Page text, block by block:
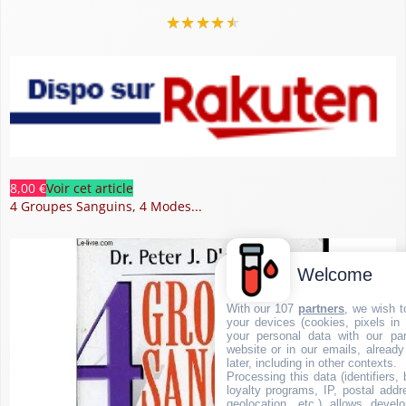
★★★★★
8,00 €Voir cet article
4 Groupes Sanguins, 4 Modes...
Welcome
With our 107 partners , we wish
your devices (cookies, pixels
your personal data with our
website or in our emails,
later, including in other contexts.
Processing this data (identifiers,
loyalty programs, IP, postal
geolocation, etc.) allows